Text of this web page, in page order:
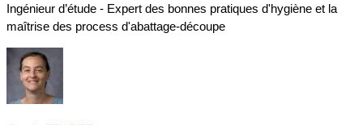
Ingénieur d’étude - Expert des bonnes pratiques d'hygiène et la
maîtrise des process d'abattage-découpe